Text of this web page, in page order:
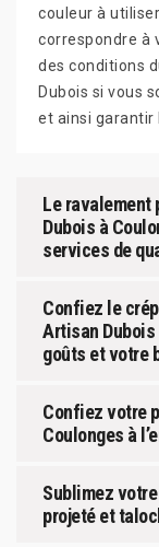
couleur à
correspondre à
des conditions
Dubois si vous
et ainsi garantir
Le ravalement
Dubois à
services de
Confiez le
Artisan
goûts et votre
Confiez votre
Coulonges à
Sublimez
projeté et